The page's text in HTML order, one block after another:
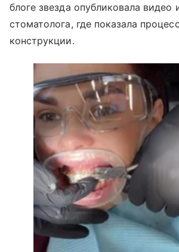
блоге звезда опубликовала видео
стоматолога, где показала
конструкции.